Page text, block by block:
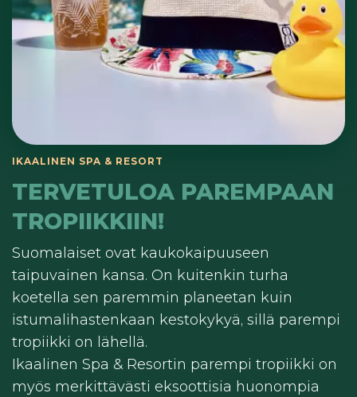
TERVETULOA PAREMPAAN
TROPIIKKIIN!
Suomalaiset ovat kaukokaipuuseen
taipuvainen kansa. On kuitenkin turha
koetella sen paremmin planeetan kuin
istumalihastenkaan kestokykyä, sillä parempi
tropiikki on lähellä.
Ikaalinen Spa & Resortin parempi tropiikki on
myös merkittävästi eksoottisia huonompia